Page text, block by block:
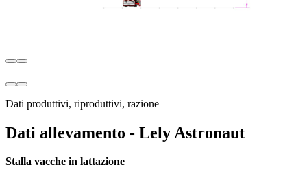
Dati produttivi, riproduttivi, razione
Dati allevamento - Lely Astronaut
Stalla vacche in lattazione